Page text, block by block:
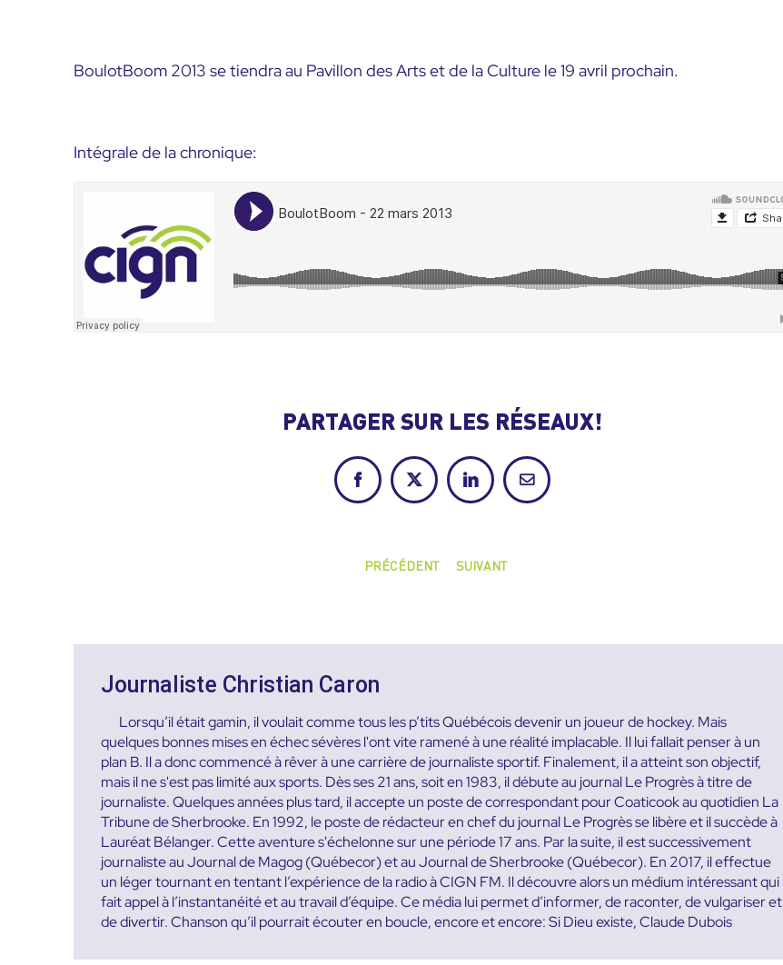
BoulotBoom 2013 se tiendra au Pavillon des Arts et de la Culture le 19 avril prochain.
Intégrale de la chronique:
PARTAGER SUR LES RÉSEAUX!
FacebookX LinkedInCourriel
PRÉCÉDENT SUIVANT
Journaliste Christian Caron
Lorsqu’il était gamin, il voulait comme tous les p’tits Québécois devenir un joueur de hockey. Mais
quelques bonnes mises en échec sévères l'ont vite ramené à une réalité implacable. Il lui fallait penser à un
plan B. Il a donc commencé à rêver à une carrière de journaliste sportif. Finalement, il a atteint son objectif,
mais il ne s'est pas limité aux sports. Dès ses 21 ans, soit en 1983, il débute au journal Le Progrès à titre de
journaliste. Quelques années plus tard, il accepte un poste de correspondant pour Coaticook au quotidien La
Tribune de Sherbrooke. En 1992, le poste de rédacteur en chef du journal Le Progrès se libère et il succède à
Lauréat Bélanger. Cette aventure s'échelonne sur une période 17 ans. Par la suite, il est successivement
journaliste au Journal de Magog (Québecor) et au Journal de Sherbrooke (Québecor). En 2017, il effectue
un léger tournant en tentant l’expérience de la radio à CIGN FM. Il découvre alors un médium intéressant qui
fait appel à l’instantanéité et au travail d’équipe. Ce média lui permet d’informer, de raconter, de vulgariser et
de divertir. Chanson qu’il pourrait écouter en boucle, encore et encore: Si Dieu existe, Claude Dubois